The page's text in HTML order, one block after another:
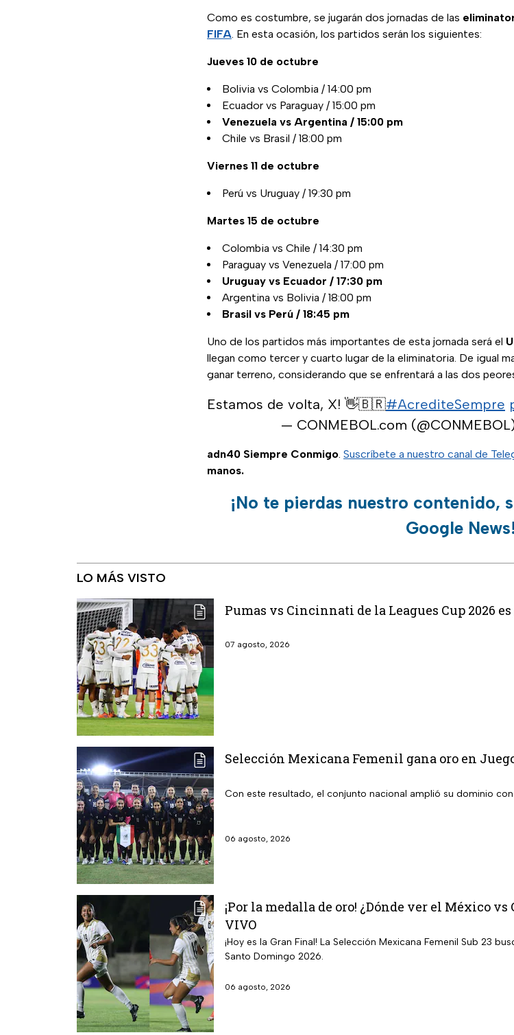
Como es costumbre, se jugarán dos jornadas de las
FIFA. En esta ocasión, los partidos serán los siguientes:
Jueves 10 de octubre
Bolivia vs Colombia / 14:00 pm
Ecuador vs Paraguay / 15:00 pm
Venezuela vs Argentina / 15:00 pm
Chile vs Brasil / 18:00 pm
Viernes 11 de octubre
Perú vs Uruguay / 19:30 pm
Martes 15 de octubre
Colombia vs Chile / 14:30 pm
Paraguay vs Venezuela / 17:00 pm
Uruguay vs Ecuador / 17:30 pm
Argentina vs Bolivia / 18:00 pm
Brasil vs Perú / 18:45 pm
Uno de los partidos más importantes de esta jornada será el
llegan como tercer y cuarto lugar de la eliminatoria. De igual
ganar terreno, considerando que se enfrentará a las dos
Estamos de volta, X! 👋🇧🇷#AcrediteSempre
— CONMEBOL.com
adn40 Siempre Conmigo. Suscríbete a nuestro canal de
manos.
¡No te pierdas nuestro contenido,
Google News!
LO MÁS VISTO
Pumas vs Cincinnati de la Leagues Cup 2026
07 agosto, 2026
Selección Mexicana Femenil gana oro en
Con este resultado, el conjunto nacional amplió su dominio
06 agosto, 2026
¡Por la medalla de oro! ¿Dónde ver el México
VIVO
¡Hoy es la Gran Final! La Selección Mexicana Femenil Sub 23
Santo Domingo 2026.
06 agosto, 2026